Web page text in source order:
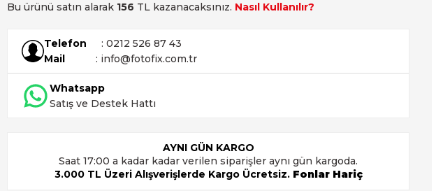
Bu ürünü satın alarak 156 TL kazanacaksınız. Nasıl Kullanılır?
Telefon
: 0212 526 87 43
Mail
: info@fotofix.com.tr
Whatsapp
Satış ve Destek Hattı
AYNI GÜN KARGO
Saat 17:00 a kadar kadar verilen siparişler aynı gün kargoda.
3.000 TL Üzeri Alışverişlerde Kargo Ücretsiz. Fonlar Hariç